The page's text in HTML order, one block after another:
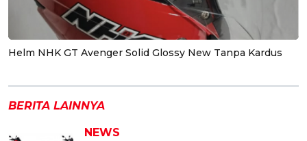
Helm NHK GT Avenger Solid Glossy New Tanpa Kardus
BERITA LAINNYA
NEWS